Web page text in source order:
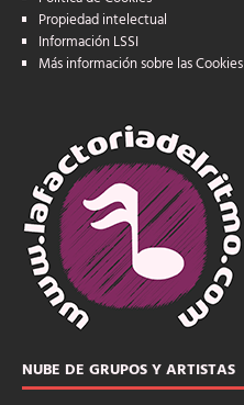
Propiedad intelectual
Información LSSI
Más información sobre las Cookies
NUBE DE GRUPOS Y ARTISTAS